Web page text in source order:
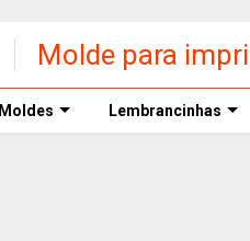
Molde para
Moldes Lembrancinhas